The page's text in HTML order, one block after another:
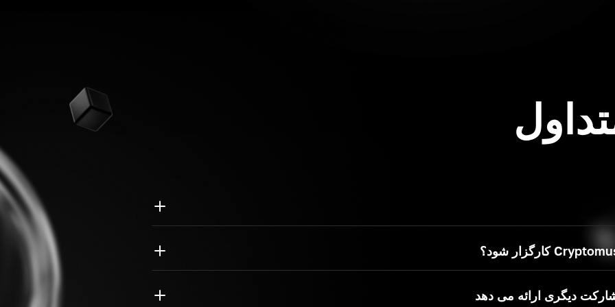
شرکت‌ها یا افرادی هستند که بسترهایی را برای خرید، فروش و مبادله ارزهای دیجیتال، امکان دسترسی
و همچنین ارائه خدمات سپرده و برداشت فراهم می‌کنند. آنها با ارائه رابط های کاربر پسند برای مدیریت
مشتری و تضمین امنیت وجوه و داده های مشتریان، نقش کلیدی در ساده سازی تجارت برای کاربران
نام به‌عنوان کارگزار مبادلات ارزهای دیجیتال درخواست دهند. کاندیداها باید یک سیستم محصول مستقل